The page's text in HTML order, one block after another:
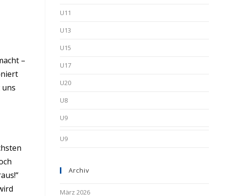
–
U11
U13
U15
U17
U20
U8
U9
U9
Archiv
März 2026